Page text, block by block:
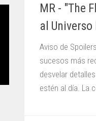
MR - "The
al Universo
Aviso de
sucesos más
desvelar
estén al día. La